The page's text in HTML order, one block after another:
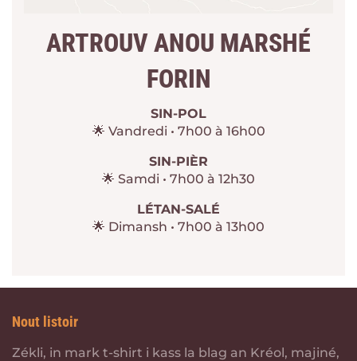
ARTROUV ANOU MARSHÉ
FORIN
SIN-POL
🌟 Vandredi • 7h00 à 16h00
SIN-PIÈR
🌟 Samdi • 7h00 à 12h30
LÉTAN-SALÉ
🌟 Dimansh • 7h00 à 13h00
Nout listoir
Zékli, in mark t-shirt i kass la blag an Kréol, majiné,